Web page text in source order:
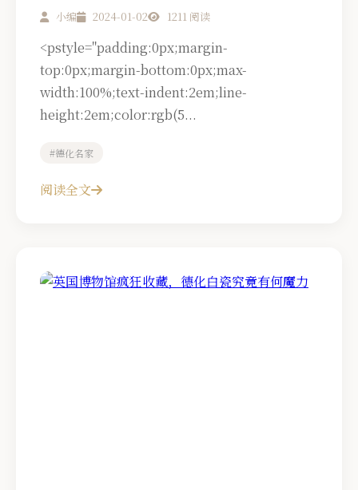
小编 2024-01-02 1211 阅读
<pstyle="padding:0px;margin-
top:0px;margin-bottom:0px;max-
width:100%;text-indent:2em;line-
height:2em;color:rgb(5...
#德化名家
阅读全文